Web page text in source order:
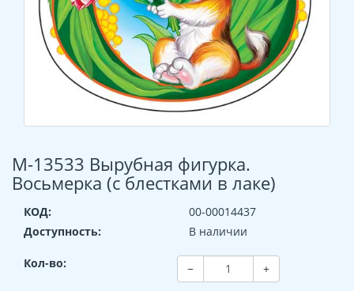
М-13533 Вырубная фигурка.
Восьмерка (с блестками в лаке)
КОД:
00-00014437
Доступность:
В наличии
Кол-во: − +